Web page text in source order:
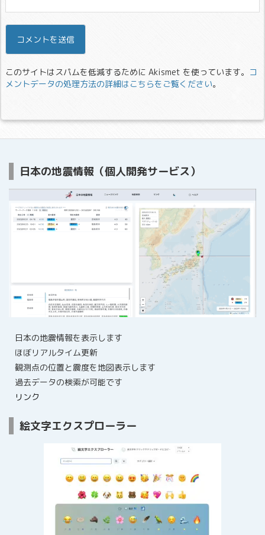
このサイトはスパムを低減するために Akismet を使っています。 コ
メントデータの処理方法の詳細はこちらをご覧ください。
日本の地震情報（個人開発サービス）
日本の地震情報を表示します
ほぼリアルタイム更新
観測点の位置と震度を地図表示します
過去データの検索が可能です
リンク
絵文字エクスプローラー